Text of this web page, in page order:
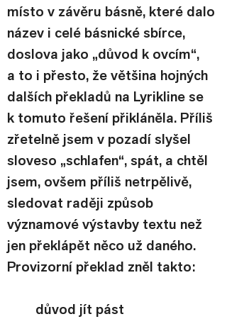
místo v závěru básně, které dalo
název i celé básnické sbírce,
doslova jako „důvod k ovcím“,
a to i přesto, že většina hojných
dalších překladů na Lyrikline se
k tomuto řešení přikláněla. Příliš
zřetelně jsem v pozadí slyšel
sloveso „schlafen“, spát, a chtěl
jsem, ovšem příliš netrpělivě,
sledovat raději způsob
významové výstavby textu než
jen překlápět něco už daného.
Provizorní překlad zněl takto:
důvod jít pást